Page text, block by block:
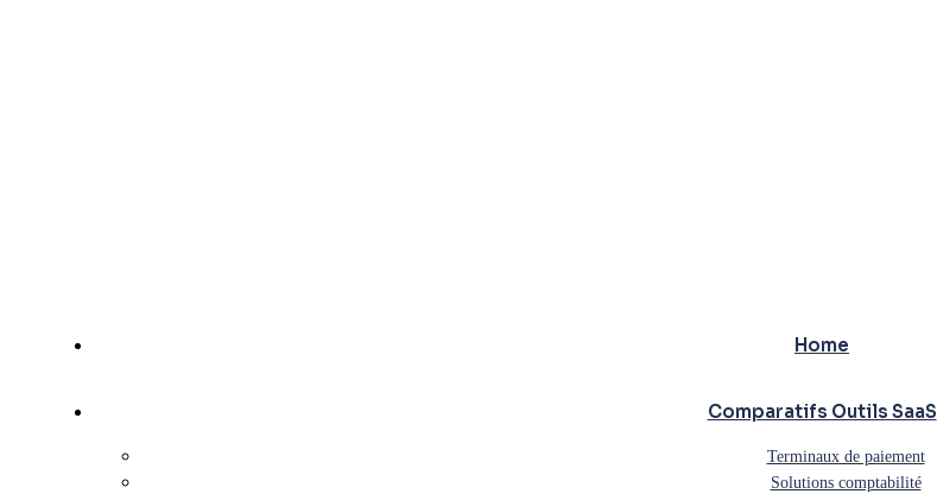
Home
Comparatifs Outils SaaS
Terminaux de paiement
Solutions comptabilité